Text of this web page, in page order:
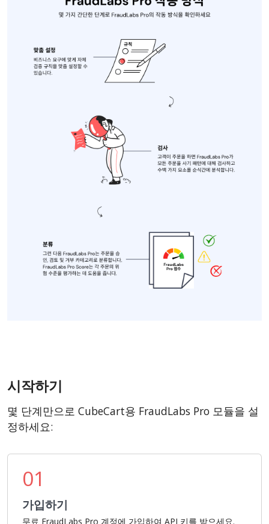
시작하기
몇 단계만으로 CubeCart용 FraudLabs Pro 모듈을 설
정하세요:
01
가입하기
무료 FraudLabs Pro 계정에 가입하여 API 키를 받으세요.